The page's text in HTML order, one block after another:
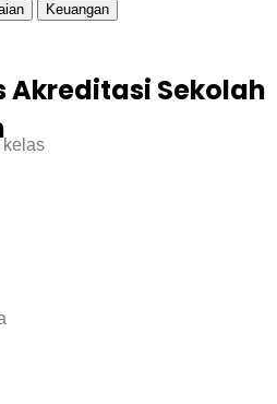
Keuangan
kelas
Akreditasi Sekolah